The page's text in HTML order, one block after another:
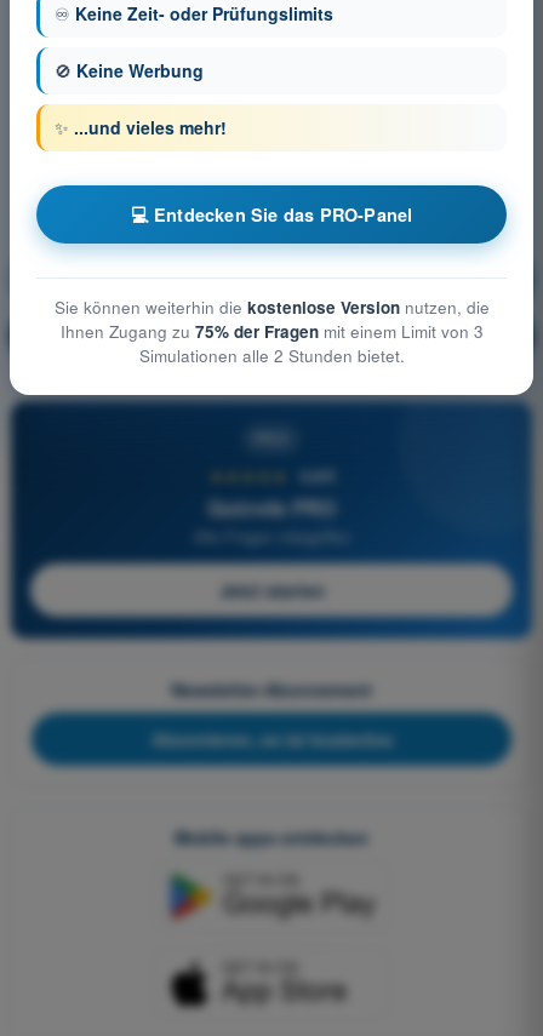
Betriebliche Verfahren Ausbildung!
🔒 PRO Erläuterung der Frage
4,6/5
Quizvds PRO
Alle Fragen inbegriffen
Jetzt starten
Newsletter-Abonnement
Abonnieren, es ist kostenlos
Mobile apps entdecken
♾️ Keine Zeit- oder Prüfungslimits
🚫 Keine Werbung
✨ ...und vieles mehr!
💻 Entdecken Sie das PRO-Panel
Sie können weiterhin die kostenlose Versionnutzen, die
Ihnen Zugang zu 75% der Fragenmit einem Limit von 3
Simulationen alle 2 Stunden bietet.